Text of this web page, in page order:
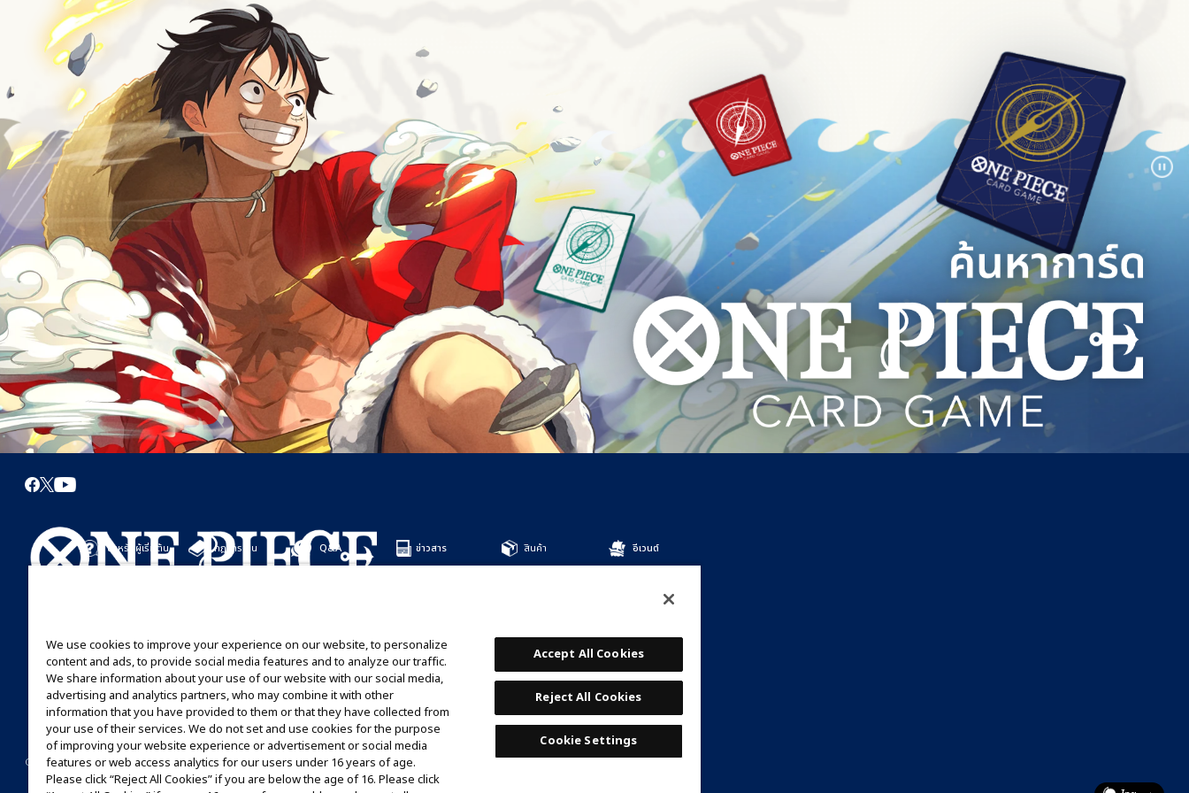
สำหรับผู้เริ่มต้น กฎการเล่น Q&A ข่าวสาร สินค้า อีเวนต์
การ์ด
รายชื่อการ์ด
เด็คที่แนะนำ
CONTACT USCookie SettingsPRIVACY POLICYGLOBAL ENTRANCE
©Eiichiro Oda/Shueisha©Eiichiro Oda/Shueisha, Toei Animation
We use cookies to improve your experience on our website, to personalize
content and ads, to provide social media features and to analyze our traffic.
We share information about your use of our website with our social media,
advertising and analytics partners, who may combine it with other
information that you have provided to them or that they have collected from
your use of their services. We do not set and use cookies for the purpose
of improving your website experience or advertisement or social media
features or web access analytics for our users under 16 years of age.
Please click “Reject All Cookies” if you are below the age of 16. Please click
Accept All Cookies
Reject All Cookies
Cookie Settings